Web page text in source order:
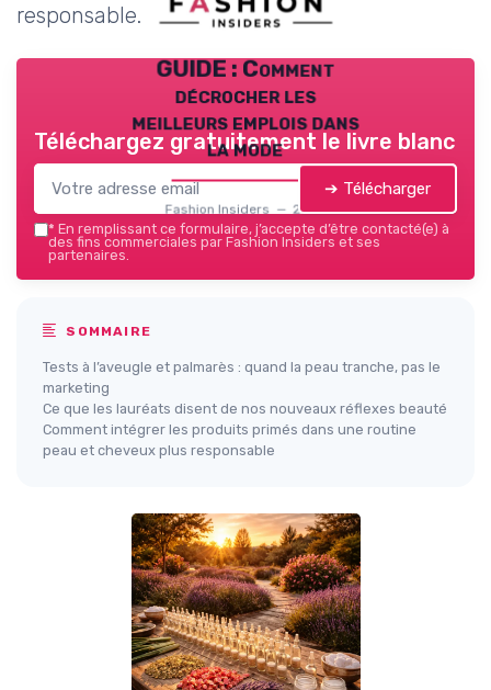
responsable.
GUIDE : Comment
décrocher les
meilleurs emplois dans
la mode
Fashion Insiders — 2026
Téléchargez gratuitement le livre blanc
➔ Télécharger
* En remplissant ce formulaire, j’accepte d’être contacté(e) à
des fins commerciales par Fashion Insiders et ses
partenaires.
SOMMAIRE
Tests à l’aveugle et palmarès : quand la peau tranche, pas le
marketing
Ce que les lauréats disent de nos nouveaux réflexes beauté
Comment intégrer les produits primés dans une routine
peau et cheveux plus responsable